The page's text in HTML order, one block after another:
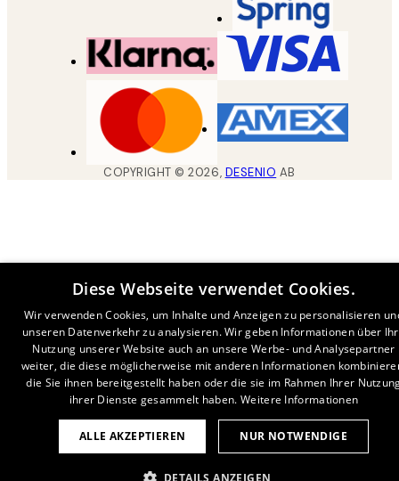
COPYRIGHT ©2026, DESENIO AB
Diese Webseite verwendet Cookies.
Wir verwenden Cookies, um Inhalte und Anzeigen zu personalisieren
unseren Datenverkehr zu analysieren. Wir geben Informationen über
Nutzung unserer Website auch an unsere Werbe- und Analysepartner
weiter, die diese möglicherweise mit anderen Informationen
die Sie ihnen bereitgestellt haben oder die sie im Rahmen Ihrer
ihrer Dienste gesammelt haben. Weitere Informationen
ALLE AKZEPTIEREN NUR NOTWENDIGE
DETAILS ANZEIGEN